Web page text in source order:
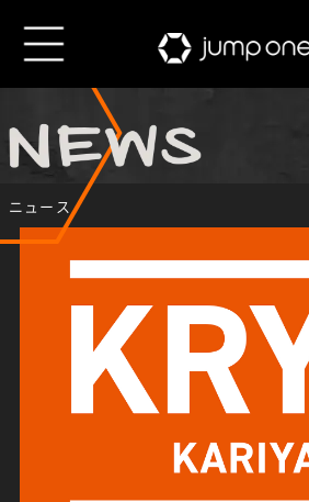
ニュース